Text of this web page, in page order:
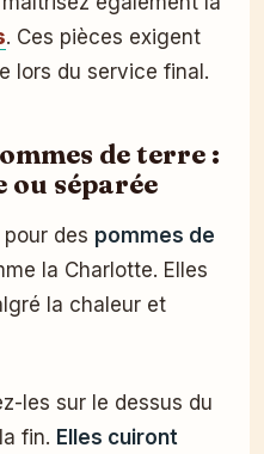
. Ces pièces exigent
lors du service final.
de terre :
ou séparée
des pommes de
la Charlotte. Elles
la chaleur et
les sur le dessus du
fin. Elles cuiront